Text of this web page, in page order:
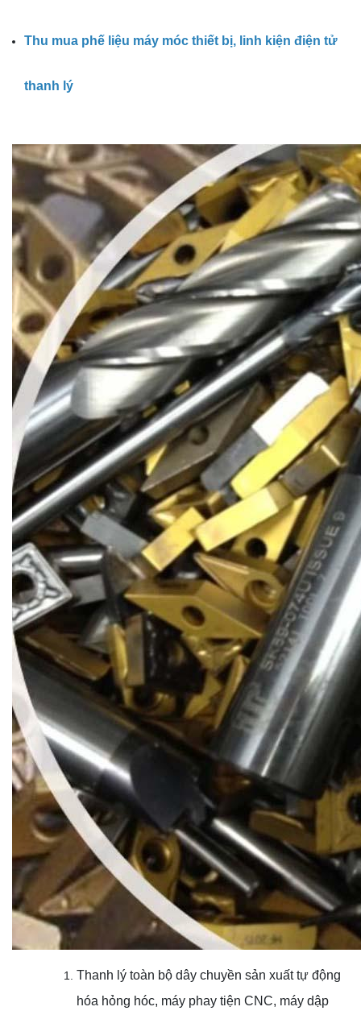
Thu mua phế liệu máy móc thiết bị, linh kiện điện tử
thanh lý
Thanh lý toàn bộ dây chuyền sản xuất tự động
hóa hỏng hóc, máy phay tiện CNC, máy dập